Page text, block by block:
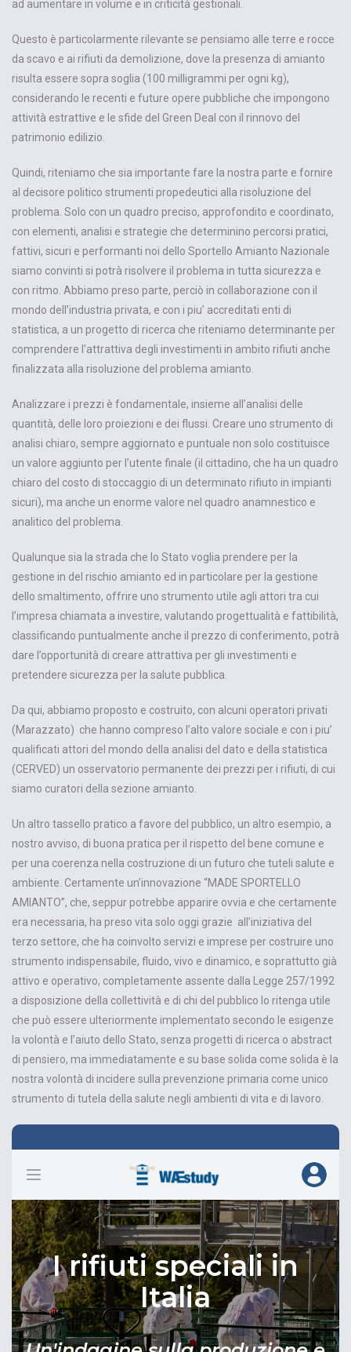
ad aumentare in volume e in criticità gestionali.
Questo è particolarmente rilevante se pensiamo alle terre e rocce
da scavo e ai rifiuti da demolizione, dove la presenza di amianto
risulta essere sopra soglia (100 milligrammi per ogni kg),
considerando le recenti e future opere pubbliche che impongono
attività estrattive e le sfide del Green Deal con il rinnovo del
patrimonio edilizio.
Quindi, riteniamo che sia importante fare la nostra parte e fornire
al decisore politico strumenti propedeutici alla risoluzione del
problema. Solo con un quadro preciso, approfondito e coordinato,
con elementi, analisi e strategie che determinino percorsi pratici,
fattivi, sicuri e performanti noi dello Sportello Amianto Nazionale
siamo convinti si potrà risolvere il problema in tutta sicurezza e
con ritmo. Abbiamo preso parte, perciò in collaborazione con il
mondo dell’industria privata, e con i piu’ accreditati enti di
statistica, a un progetto di ricerca che riteniamo determinante per
comprendere l’attrattiva degli investimenti in ambito rifiuti anche
finalizzata alla risoluzione del problema amianto.
Analizzare i prezzi è fondamentale, insieme all’analisi delle
quantità, delle loro proiezioni e dei flussi. Creare uno strumento di
analisi chiaro, sempre aggiornato e puntuale non solo costituisce
un valore aggiunto per l’utente finale (il cittadino, che ha un quadro
chiaro del costo di stoccaggio di un determinato rifiuto in impianti
sicuri), ma anche un enorme valore nel quadro anamnestico e
analitico del problema.
Qualunque sia la strada che lo Stato voglia prendere per la
gestione in del rischio amianto ed in particolare per la gestione
dello smaltimento, offrire uno strumento utile agli attori tra cui
l’impresa chiamata a investire, valutando progettualità e fattibilità,
classificando puntualmente anche il prezzo di conferimento, potrà
dare l’opportunità di creare attrattiva per gli investimenti e
pretendere sicurezza per la salute pubblica.
Da qui, abbiamo proposto e costruito, con alcuni operatori privati
(Marazzato) che hanno compreso l’alto valore sociale e con i piu’
qualificati attori del mondo della analisi del dato e della statistica
(CERVED) un osservatorio permanente dei prezzi per i rifiuti, di cui
siamo curatori della sezione amianto.
Un altro tassello pratico a favore del pubblico, un altro esempio, a
nostro avviso, di buona pratica per il rispetto del bene comune e
per una coerenza nella costruzione di un futuro che tuteli salute e
ambiente. Certamente un’innovazione “MADE SPORTELLO
AMIANTO”, che, seppur potrebbe apparire ovvia e che certamente
era necessaria, ha preso vita solo oggi grazie all’iniziativa del
terzo settore, che ha coinvolto servizi e imprese per costruire uno
strumento indispensabile, fluido, vivo e dinamico, e soprattutto già
attivo e operativo, completamente assente dalla Legge 257/1992
a disposizione della collettività e di chi del pubblico lo ritenga utile
che può essere ulteriormente implementato secondo le esigenze
la volontà e l’aiuto dello Stato, senza progetti di ricerca o abstract
di pensiero, ma immediatamente e su base solida come solida è la
nostra volontà di incidere sulla prevenzione primaria come unico
strumento di tutela della salute negli ambienti di vita e di lavoro.